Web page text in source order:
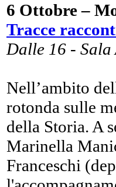
6 Ottobre –
Tracce
Dalle 16 -
Nell’ambito
rotonda sulle
della Storia. A
Marinella
Franceschi